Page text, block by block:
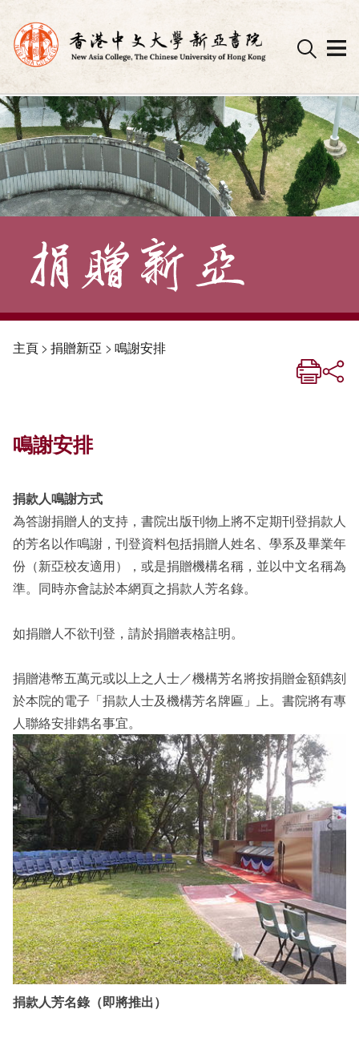
Skip
to
content
主頁> 捐贈新亞 > 鳴謝安排
鳴謝安排
捐款人鳴謝方式
為答謝捐贈人的支持，書院出版刊物上將不定期刊登捐款人
的芳名以作鳴謝，刊登資料包括捐贈人姓名、學系及畢業年
份（新亞校友適用），或是捐贈機構名稱，並以中文名稱為
準。同時亦會誌於本網頁之捐款人芳名錄。
如捐贈人不欲刊登，請於捐贈表格註明。
捐贈港幣五萬元或以上之人士／機構芳名將按捐贈金額鐫刻
於本院的電子「捐款人士及機構芳名牌匾」上。書院將有專
人聯絡安排鐫名事宜。
捐款人芳名錄（即將推出）